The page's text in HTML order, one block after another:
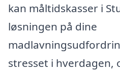
kan måltidskasser i
løsningen på dine
stresset i hverdagen,